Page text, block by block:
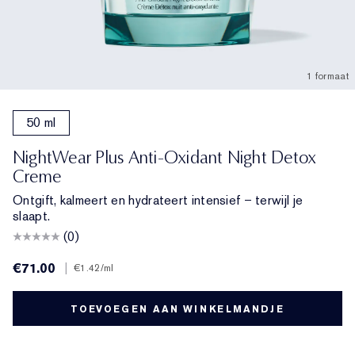
1 formaat
50 ml
NightWear Plus Anti-Oxidant Night Detox
Creme
Ontgift, kalmeert en hydrateert intensief – terwijl je
slaapt.
(0)
€71.00
€1.42/ml
TOEVOEGEN AAN WINKELMANDJE